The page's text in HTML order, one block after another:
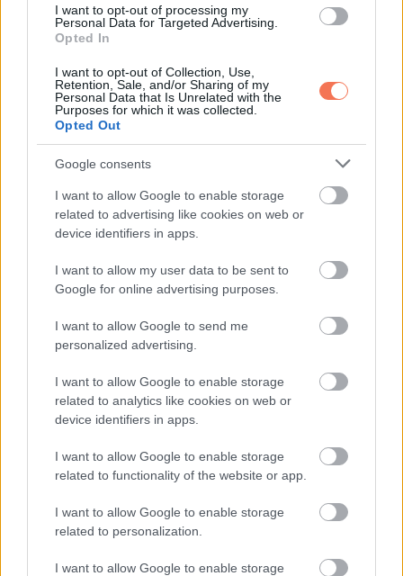
I want to opt-out of processing my
Personal Data for Targeted Advertising.
Opted In
I want to opt-out of Collection, Use,
Retention, Sale, and/or Sharing of my
Personal Data that Is Unrelated with the
Purposes for which it was collected.
Opted Out
Google consents
I want to allow Google to enable storage
related to advertising like cookies on web or
device identifiers in apps.
I want to allow my user data to be sent to
Google for online advertising purposes.
I want to allow Google to send me
personalized advertising.
I want to allow Google to enable storage
related to analytics like cookies on web or
device identifiers in apps.
I want to allow Google to enable storage
related to functionality of the website or app.
I want to allow Google to enable storage
related to personalization.
I want to allow Google to enable storage
Isten áldja meg továbbra is ezt a drága családot!
Oszd meg ezt a posztot:
WhatsappRedditShare
Email
ELŐZŐ POSZT
„Tudtam, hogy valami nincs rendben”: Egy
eltűnt tinédzser gyásztól sújtott anyukája
megosztja az utolsó beszélgetésüket
Meghalt a nagymama, miután önzetlenül a